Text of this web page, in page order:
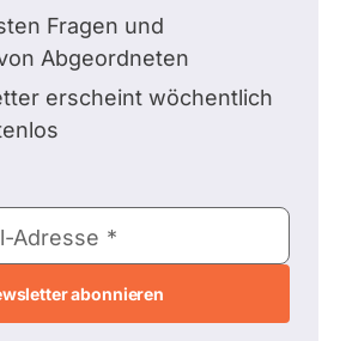
Fragen und
Abgeordneten
erscheint wöchentlich
Adresse